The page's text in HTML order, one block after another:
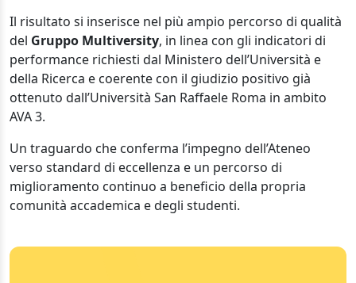
Il risultato si inserisce nel più ampio percorso di qualità
del Gruppo Multiversity, in linea con gli indicatori di
performance richiesti dal Ministero dell’Università e
della Ricerca e coerente con il giudizio positivo già
ottenuto dall’Università San Raffaele Roma in ambito
AVA 3.
Un traguardo che conferma l’impegno dell’Ateneo
verso standard di eccellenza e un percorso di
miglioramento continuo a beneficio della propria
comunità accademica e degli studenti.